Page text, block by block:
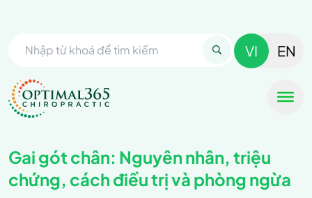
VI EN
Gai gót chân: Nguyên nhân, triệu
chứng, cách điều trị và phòng ngừa